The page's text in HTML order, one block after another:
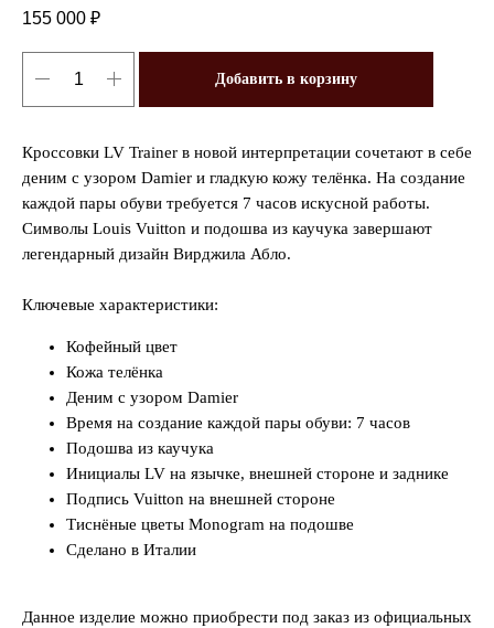
155 000 ₽
Добавить в корзину
Кроссовки LV Trainer в новой интерпретации сочетают в себе
деним с узором Damier и гладкую кожу телёнка. На создание
каждой пары обуви требуется 7 часов искусной работы.
Символы Louis Vuitton и подошва из каучука завершают
легендарный дизайн Вирджила Абло.
Ключевые характеристики:
Кофейный цвет
Кожа телёнка
Деним с узором Damier
Время на создание каждой пары обуви: 7 часов
Подошва из каучука
Инициалы LV на язычке, внешней стороне и заднике
Подпись Vuitton на внешней стороне
Тиснёные цветы Monogram на подошве
Сделано в Италии
Данное изделие можно приобрести под заказ из официальных